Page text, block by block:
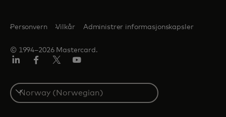
© 1994–2026 Mastercard.
Personvern Vilkår Administrer informasjonskapsler
Select
a
country